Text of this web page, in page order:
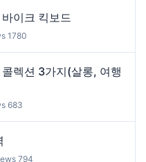
이크 킥보드
1780
렉션 3가지(살롱, 여행
683
794